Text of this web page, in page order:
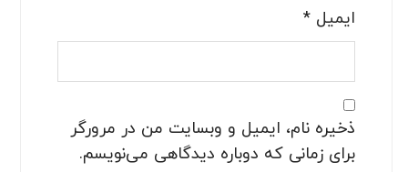
ایمیل*
ذخیره نام، ایمیل و وبسایت من در مرورگر
برای زمانی که دوباره دیدگاهی می‌نویسم.